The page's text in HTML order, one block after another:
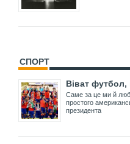
СПОРТ
Віват футбол,
Саме за це ми й
простого
президента